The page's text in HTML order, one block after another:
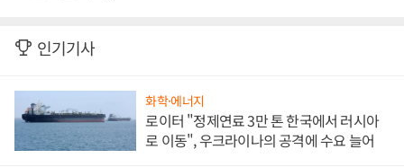
인기기사
화학·에너지
로이터 "정제연료 3만 톤 한국에서 러시아
로 이동", 우크라이나의 공격에 수요 늘어